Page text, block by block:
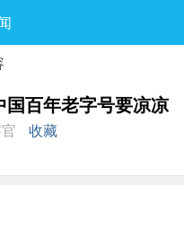
最新发表
百年老字号要凉凉
收藏